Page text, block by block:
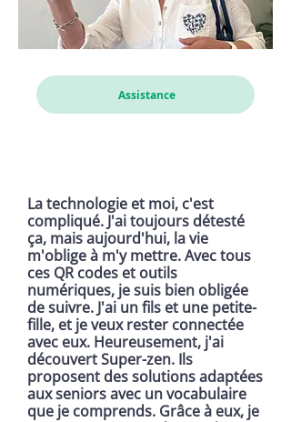
Assistance
La technologie et moi, c'est
compliqué. J'ai toujours détesté
ça, mais aujourd'hui, la vie
m'oblige à m'y mettre. Avec tous
ces QR codes et outils
numériques, je suis bien obligée
de suivre. J'ai un fils et une petite-
fille, et je veux rester connectée
avec eux. Heureusement, j'ai
découvert Super-zen. Ils
proposent des solutions adaptées
aux seniors avec un vocabulaire
que je comprends. Grâce à eux, je